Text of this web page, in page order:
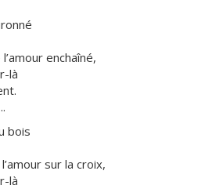
enchaîné,
là
bois
sur la croix,
là